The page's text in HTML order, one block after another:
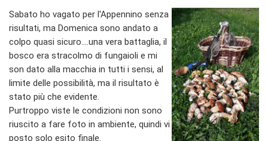
Sabato ho vagato per l'Appennino senza
risultati, ma Domenica sono andato a
colpo quasi sicuro....una vera battaglia, il
bosco era stracolmo di fungaioli e mi
son dato alla macchia in tutti i sensi, al
limite delle possibilità, ma il risultato è
stato più che evidente.
Purtroppo viste le condizioni non sono
riuscito a fare foto in ambiente, quindi vi
posto solo esito finale.